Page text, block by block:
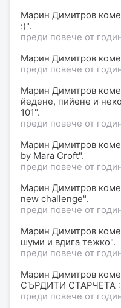
Марин Димитров
:)".
преди повече от
Марин Димитров
преди повече от
Марин Димитров
йедене, пийене и
101".
преди повече от
Марин Димитров
by Mara Croft".
преди повече от
Марин Димитров
new challenge".
преди повече от
Марин Димитров
шуми и вдига тежко".
преди повече от
Марин Димитров
СЪРДИТИ СТАРЧЕТА
преди повече от